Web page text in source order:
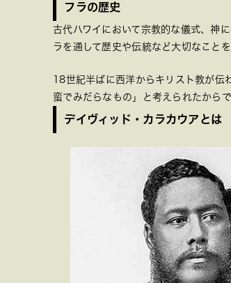
フラの歴史
古代ハワイにおいて宗教的な儀式、神
ラを通して歴史や伝統など大切なことを
18世紀半ばに西洋からキリスト教が
蛮でみだらなもの」と考えられたから
デイヴィッド・カラカウアとは